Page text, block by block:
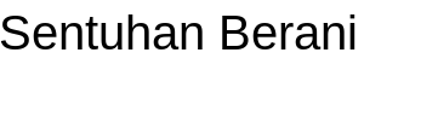
Sentuhan Berani